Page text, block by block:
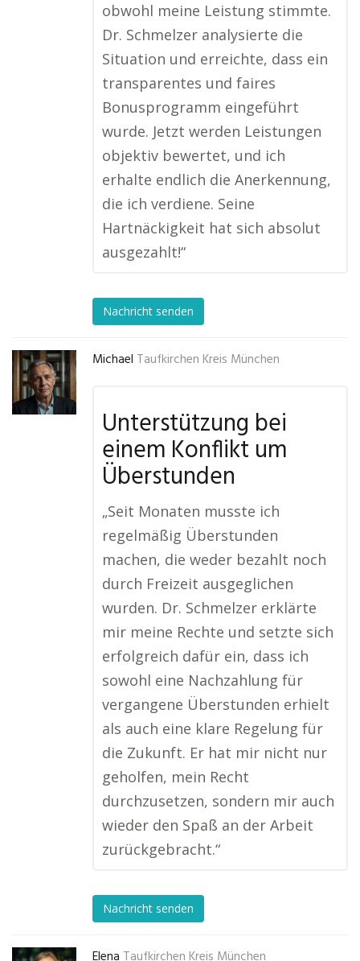
obwohl meine Leistung stimmte.
Dr. Schmelzer analysierte die
Situation und erreichte, dass ein
transparentes und faires
Bonusprogramm eingeführt
wurde. Jetzt werden Leistungen
objektiv bewertet, und ich
erhalte endlich die Anerkennung,
die ich verdiene. Seine
Hartnäckigkeit hat sich absolut
ausgezahlt!“
Nachricht senden
Michael Taufkirchen Kreis München
Unterstützung bei
einem Konflikt um
Überstunden
„Seit Monaten musste ich
regelmäßig Überstunden
machen, die weder bezahlt noch
durch Freizeit ausgeglichen
wurden. Dr. Schmelzer erklärte
mir meine Rechte und setzte sich
erfolgreich dafür ein, dass ich
sowohl eine Nachzahlung für
vergangene Überstunden erhielt
als auch eine klare Regelung für
die Zukunft. Er hat mir nicht nur
geholfen, mein Recht
durchzusetzen, sondern mir auch
wieder den Spaß an der Arbeit
zurückgebracht.“
Nachricht senden
Elena Taufkirchen Kreis München